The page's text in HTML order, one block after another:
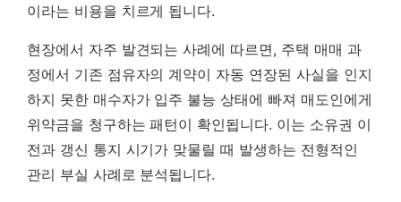
이라는 비용을 치르게 됩니다.
현장에서 자주 발견되는 사례에 따르면, 주택 매매 과
정에서 기존 점유자의 계약이 자동 연장된 사실을 인지
하지 못한 매수자가 입주 불능 상태에 빠져 매도인에게
위약금을 청구하는 패턴이 확인됩니다. 이는 소유권 이
전과 갱신 통지 시기가 맞물릴 때 발생하는 전형적인
관리 부실 사례로 분석됩니다.